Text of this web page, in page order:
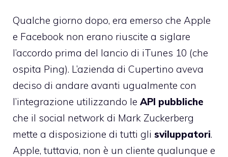
Qualche giorno dopo, era emerso che Apple
e Facebook non erano riuscite a siglare
l’accordo prima del lancio di iTunes 10 (che
ospita Ping). L’azienda di Cupertino aveva
deciso di andare avanti ugualmente con
l’integrazione utilizzando le API pubbliche
che il social network di Mark Zuckerberg
mette a disposizione di tutti gli sviluppatori.
Apple, tuttavia, non è un cliente qualunque e